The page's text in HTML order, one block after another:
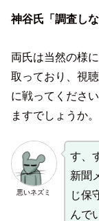
神谷氏「調査し
両氏は当然の様
取っており、視
に戦ってくださ
ますでしょうか。
悪いネズミ
す、
新聞
じ保
んで